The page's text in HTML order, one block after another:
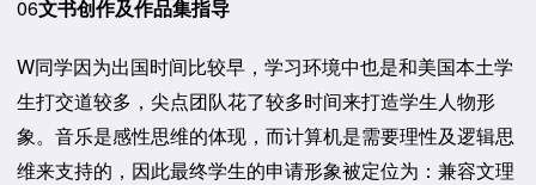
06文书创作及作品集指导
W同学因为出国时间比较早，学习环境中也是和美国本土学
生打交道较多，尖点团队花了较多时间来打造学生人物形
象。音乐是感性思维的体现，而计算机是需要理性及逻辑思
维来支持的，因此最终学生的申请形象被定位为：兼容文理